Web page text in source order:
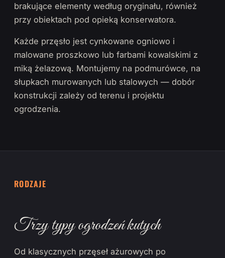
brakujące elementy według oryginału, również
przy obiektach pod opieką konserwatora.
Każde przęsło jest cynkowane ogniowo i
malowane proszkowo lub farbami kowalskimi z
miką żelazową. Montujemy na podmurówce, na
słupkach murowanych lub stalowych — dobór
konstrukcji zależy od terenu i projektu
ogrodzenia.
RODZAJE
Trzy typy ogrodzeń kutych
Od klasycznych przęseł ażurowych po